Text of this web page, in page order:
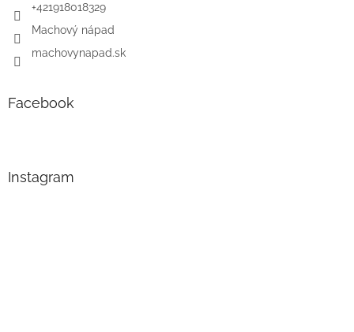
+421918018329
Machový nápad
machovynapad.sk
Facebook
Instagram